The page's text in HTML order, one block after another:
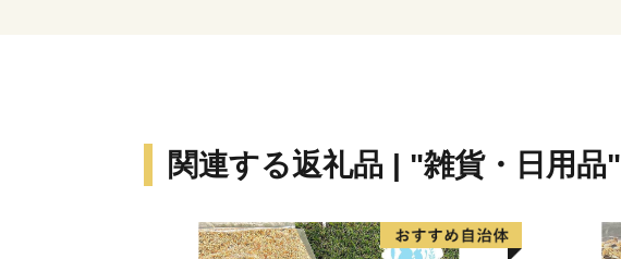
関連する返礼品 | "雑貨・日用品"